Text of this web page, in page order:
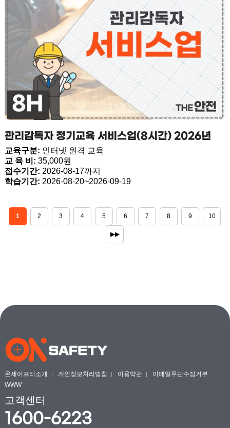
관리감독자 정기교육 서비스업(8시간) 2026년
교육구분: 인터넷 원격 교육
교 육 비: 35,000원
접수기간: 2026-08-17까지
학습기간: 2026-08-20~2026-09-19
1 2 3 4 5 6 7 8 9 10
▶▶
온세이프티소개 개인정보처리방침 이용약관
이메일무단수집거부
WWW
고객센터
1600-6223